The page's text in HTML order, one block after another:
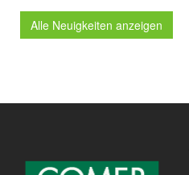
Alle Neuigkeiten anzeigen